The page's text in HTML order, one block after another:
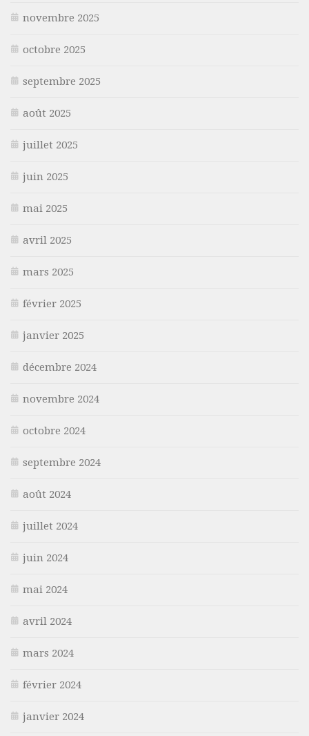
novembre 2025
octobre 2025
septembre 2025
août 2025
juillet 2025
juin 2025
mai 2025
avril 2025
mars 2025
février 2025
janvier 2025
décembre 2024
novembre 2024
octobre 2024
septembre 2024
août 2024
juillet 2024
juin 2024
mai 2024
avril 2024
mars 2024
février 2024
janvier 2024